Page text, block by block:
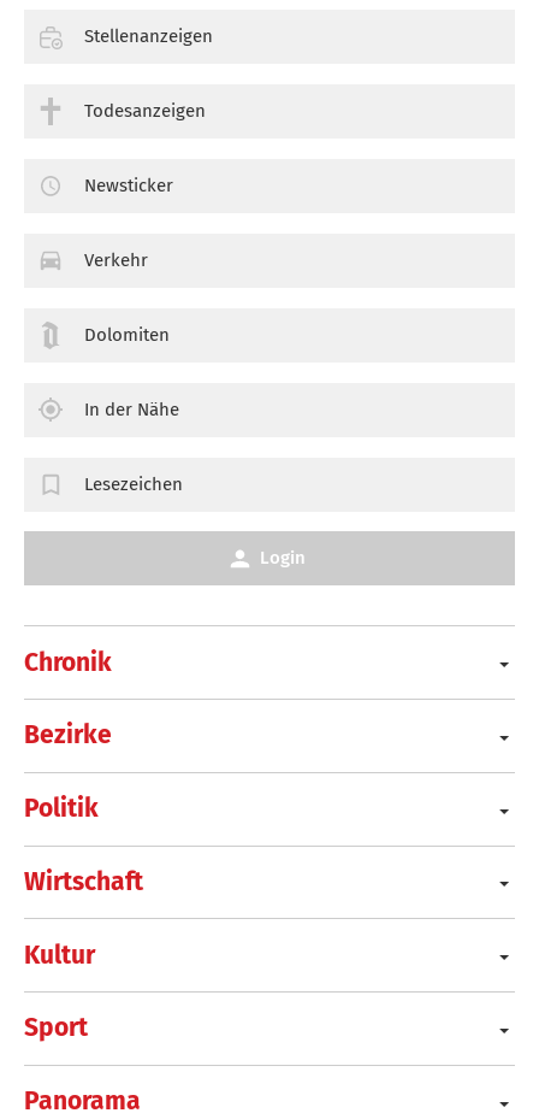
Chronik
Bezirke
Politik
Wirtschaft
Kultur
Sport
Panorama
Stellenanzeigen
Todesanzeigen
Newsticker
Verkehr
Dolomiten
In der Nähe
Lesezeichen
Login